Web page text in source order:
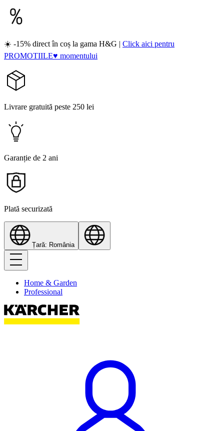
☀️ -15% direct în coș la gama H&G | Click aici pentru
PROMOTIILE♥ momentului
Livrare gratuită peste 250 lei
Garanție de 2 ani
Plată securizată
Țară: România
Home & Garden
Professional